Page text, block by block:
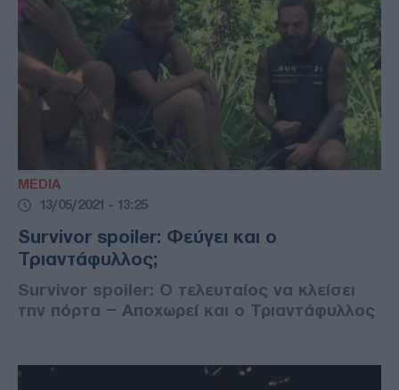
MEDIA
13/05/2021 - 13:25
Survivor spoiler: Φεύγει και ο
Τριαντάφυλλος;
Survivor spoiler: Ο τελευταίος να κλείσει
την πόρτα – Αποχωρεί και ο Τριαντάφυλλος